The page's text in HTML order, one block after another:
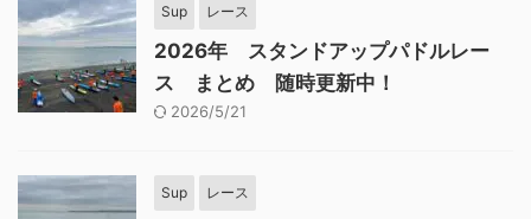
Sup レース
2026年 スタンドアップパドルレー
ス まとめ 随時更新中！
2026/5/21
Sup レース